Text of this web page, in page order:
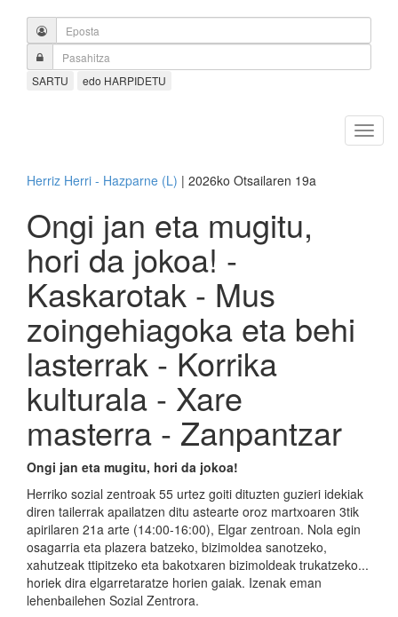
SARTU edo HARPIDETU
Herriz Herri - Hazparne (L) | 2026ko Otsailaren 19a
Ongi jan eta mugitu,
hori da jokoa! -
Kaskarotak - Mus
zoingehiagoka eta behi
lasterrak - Korrika
kulturala - Xare
masterra - Zanpantzar
Ongi jan eta mugitu, hori da jokoa!
Herriko sozial zentroak 55 urtez goiti dituzten guzieri idekiak
diren tailerrak apailatzen ditu astearte oroz martxoaren 3tik
apirilaren 21a arte (14:00-16:00), Elgar zentroan. Nola egin
osagarria eta plazera batzeko, bizimoldea sanotzeko,
xahutzeak ttipitzeko eta bakotxaren bizimoldeak trukatzeko...
horiek dira elgarretaratze horien gaiak. Izenak eman
lehenbailehen Sozial Zentrora.